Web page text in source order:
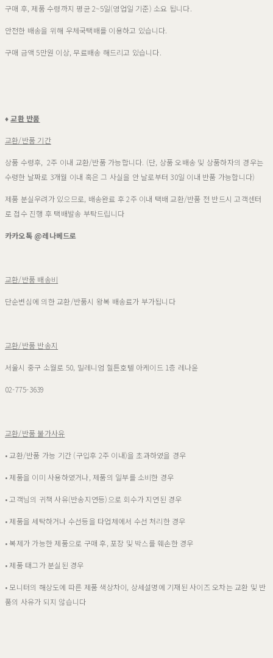
구매 후, 제품 수령까지 평균 2~5일(영업일 기준) 소요 됩니다.
안전한 배송을 위해 우체국택배를 이용하고 있습니다.
구매 금액 5만원 이상, 무료배송 해드리고 있습니다.
♦교환 반품
교환/반품 기간
상품 수령후, 2주 이내 교환/반품 가능합니다. (단, 상품 오배송 및 상품하자의 경우는
수령한 날짜로 3개월 이내 혹은 그 사실을 안 날로부터 30일 이내 반품 가능합니다)
제품 분실우려가 있으므로, 배송완료 후 2주 이내 택배 교환/반품 전 반드시 고객센터
로 접수 진행 후 택배발송 부탁드립니다
카카오톡 @레나베드로
교환/반품 배송비
단순변심에 의한 교환/반품시 왕복 배송료가 부가됩니다
교환/반품 반송지
서울시 중구 소월로 50, 밀레니엄 힐튼호텔 아케이드 1층 레나윤
02-775-3639
교환/반품 불가사유
• 교환/반품 가능 기간 (구입후 2주 이내)을 초과하였을 경우
• 제품을 이미 사용하였거나, 제품의 일부를 소비한 경우
• 고객님의 귀책 사유(반송지연등)으로 회수가 지연된 경우
• 제품을 세탁하거나 수선등을 타업체에서 수선 처리한 경우
• 복제가 가능한 제품으로 구매 후, 포장 및 박스를 훼손한 경우
• 제품 태그가 분실된 경우
• 모니터의 해상도에 따른 제품 색상차이, 상세설명에 기재된 사이즈 오차는 교환 및 반
품의 사유가 되지 않습니다